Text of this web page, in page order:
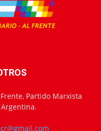
Partido Marxista